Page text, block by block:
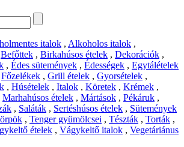
italok , Alkoholos italok ,
Befőttek , Birkahúsos ételek , Dekorációk ,
, Édes sütemények , Édességek , Egytálételek
Főzelékek , Grill ételek , Gyorsételek ,
, Húsételek , Italok , Köretek , Krémek ,
Marhahúsos ételek , Mártások , Pékáruk ,
, Saláták , Sertéshúsos ételek , Sütemények
, Tenger gyümölcsei , Tészták , Torták ,
ételek , Vágykeltő italok , Vegetáriánus